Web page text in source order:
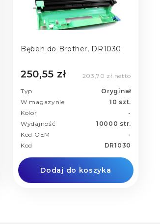
Bęben do Brother, DR1030
250,55 zł 203,70 zł netto
Typ
Oryginał
W magazynie
10 szt.
Kolor
-
Wydajność
10000 str.
Kod OEM
-
Kod
DR1030
Dodaj do koszyka